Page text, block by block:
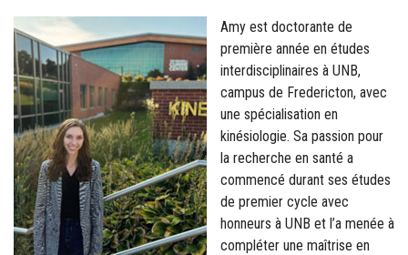
Amy est doctorante de
première année en études
interdisciplinaires à UNB,
campus de Fredericton, avec
une spécialisation en
kinésiologie. Sa passion pour
la recherche en santé a
commencé durant ses études
de premier cycle avec
honneurs à UNB et l’a menée à
compléter une maîtrise en